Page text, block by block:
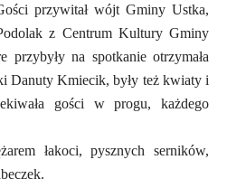
przywitał wójt Gminy Ustka,
z Centrum Kultury Gminy
na spotkanie otrzymała
Danuty Kmiecik, były też kwiaty i
gości w progu, każdego
łakoci, pysznych serników,